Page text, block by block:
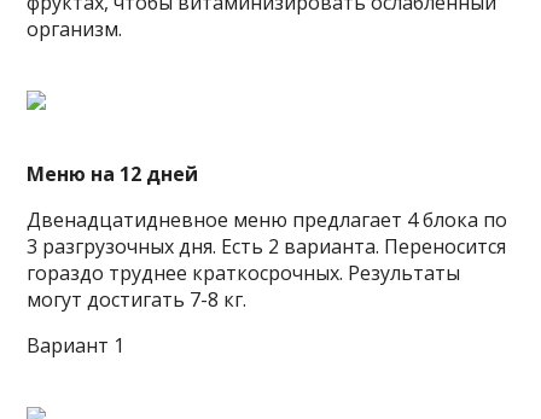
организм.
Меню на 12 дней
Двенадцатидневное меню предлагает 4 блока по
3 разгрузочных дня. Есть 2 варианта. Переносится
гораздо труднее краткосрочных. Результаты
могут достигать 7-8 кг.
Вариант 1